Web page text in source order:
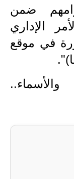
ضمن
الإداري
في موقع
)".